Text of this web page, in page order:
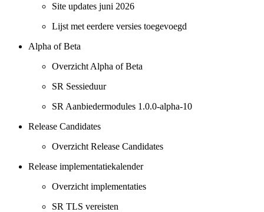
Site updates juni 2026
Lijst met eerdere versies toegevoegd
Alpha of Beta
Overzicht Alpha of Beta
SR Sessieduur
SR Aanbiedermodules 1.0.0-alpha-10
Release Candidates
Overzicht Release Candidates
Release implementatiekalender
Overzicht implementaties
SR TLS vereisten